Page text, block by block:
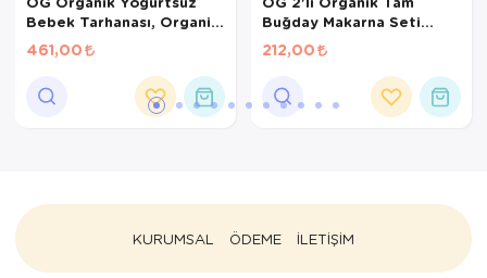
Bebek Tarhanası, Organik
İrmik, Pirinç Unu +6 Ay
461,00
Buğday Makarna Seti
+7AY
212,00
KURUMSAL ÖDEME İLETİŞİM